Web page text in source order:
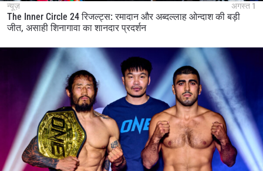
न्यूज़ अगस्त 1
The Inner Circle 24 रिजल्ट्स: रमादान और अब्दल्लाह ओन्दाश की बड़ी
जीत, असाही शिनागावा का शानदार प्रदर्शन